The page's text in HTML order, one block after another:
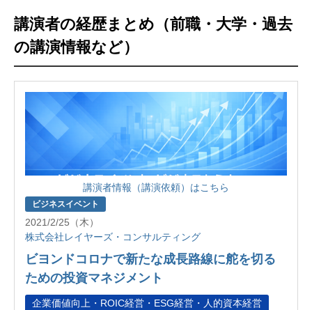
講演者の経歴まとめ（前職・大学・過去
の講演情報など）
講演者情報（講演依頼）はこちら
ビジネスイベント
2021/2/25（木）
株式会社レイヤーズ・コンサルティング
ビヨンドコロナで新たな成長路線に舵を切る
ための投資マネジメント
企業価値向上・ROIC経営・ESG経営・人的資本経営